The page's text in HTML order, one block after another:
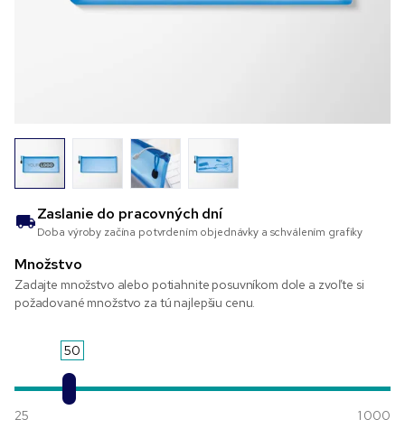
Zaslanie do pracovných dní
Doba výroby začína potvrdením objednávky a schválením grafiky
Množstvo
Zadajte množstvo alebo potiahnite posuvníkom dole a zvoľte si
požadované množstvo za tú najlepšiu cenu.
50
25 1 000